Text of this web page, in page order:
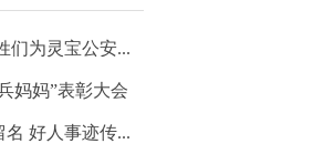
们为灵宝公安...
妈妈”表彰大会
好人事迹传...